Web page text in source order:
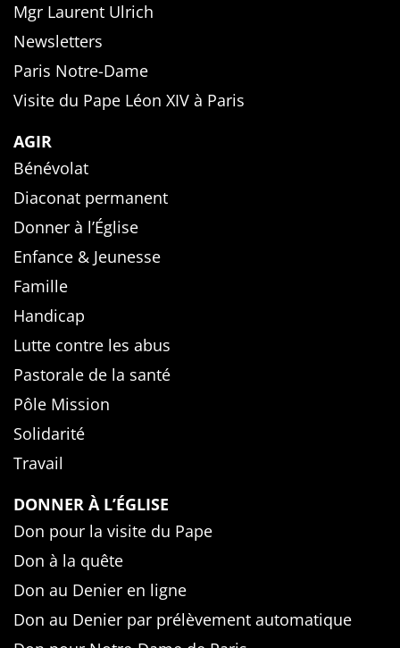
Mgr Laurent Ulrich
Newsletters
Paris Notre-Dame
Visite du Pape Léon XIV à Paris
AGIR
Bénévolat
Diaconat permanent
Donner à l’Église
Enfance & Jeunesse
Famille
Handicap
Lutte contre les abus
Pastorale de la santé
Pôle Mission
Solidarité
Travail
DONNER À L’ÉGLISE
Don pour la visite du Pape
Don à la quête
Don au Denier en ligne
Don au Denier par prélèvement automatique